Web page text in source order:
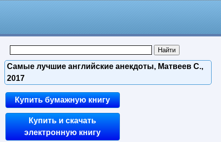
Самые лучшие английские анекдоты, Матвеев С.,
2017
Купить бумажную книгу
Купить и скачать
электронную книгу